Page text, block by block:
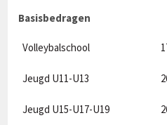
Basisbedragen
Volleybalschool
Jeugd U11-U13
Jeugd U15-U17-U19